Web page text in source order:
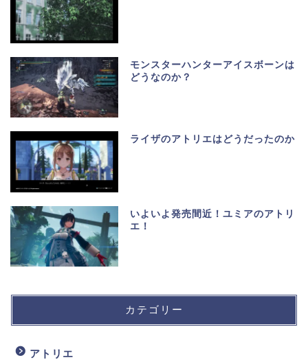
モンスターハンターアイスボーンは
どうなのか？
ライザのアトリエはどうだったのか
いよいよ発売間近！ユミアのアトリ
エ！
カテゴリー
アトリエ